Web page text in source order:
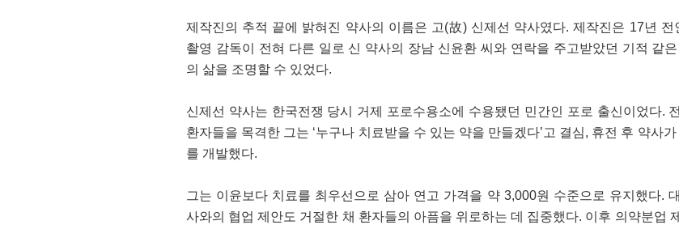
제작진의 추적 끝에 밝혀진 약사의 이름은 고(故) 신제선 약사였다. 제작진은 17년 전
촬영 감독이 전혀 다른 일로 신 약사의 장남 신윤환 씨와 연락을 주고받았던 기적 같
의 삶을 조명할 수 있었다.
신제선 약사는 한국전쟁 당시 거제 포로수용소에 수용됐던 민간인 포로 출신이었다.
환자들을 목격한 그는 ‘누구나 치료받을 수 있는 약을 만들겠다’고 결심, 휴전 후 약사
를 개발했다.
그는 이윤보다 치료를 최우선으로 삼아 연고 가격을 약 3,000원 수준으로 유지했다.
사와의 협업 제안도 거절한 채 환자들의 아픔을 위로하는 데 집중했다. 이후 의약분업